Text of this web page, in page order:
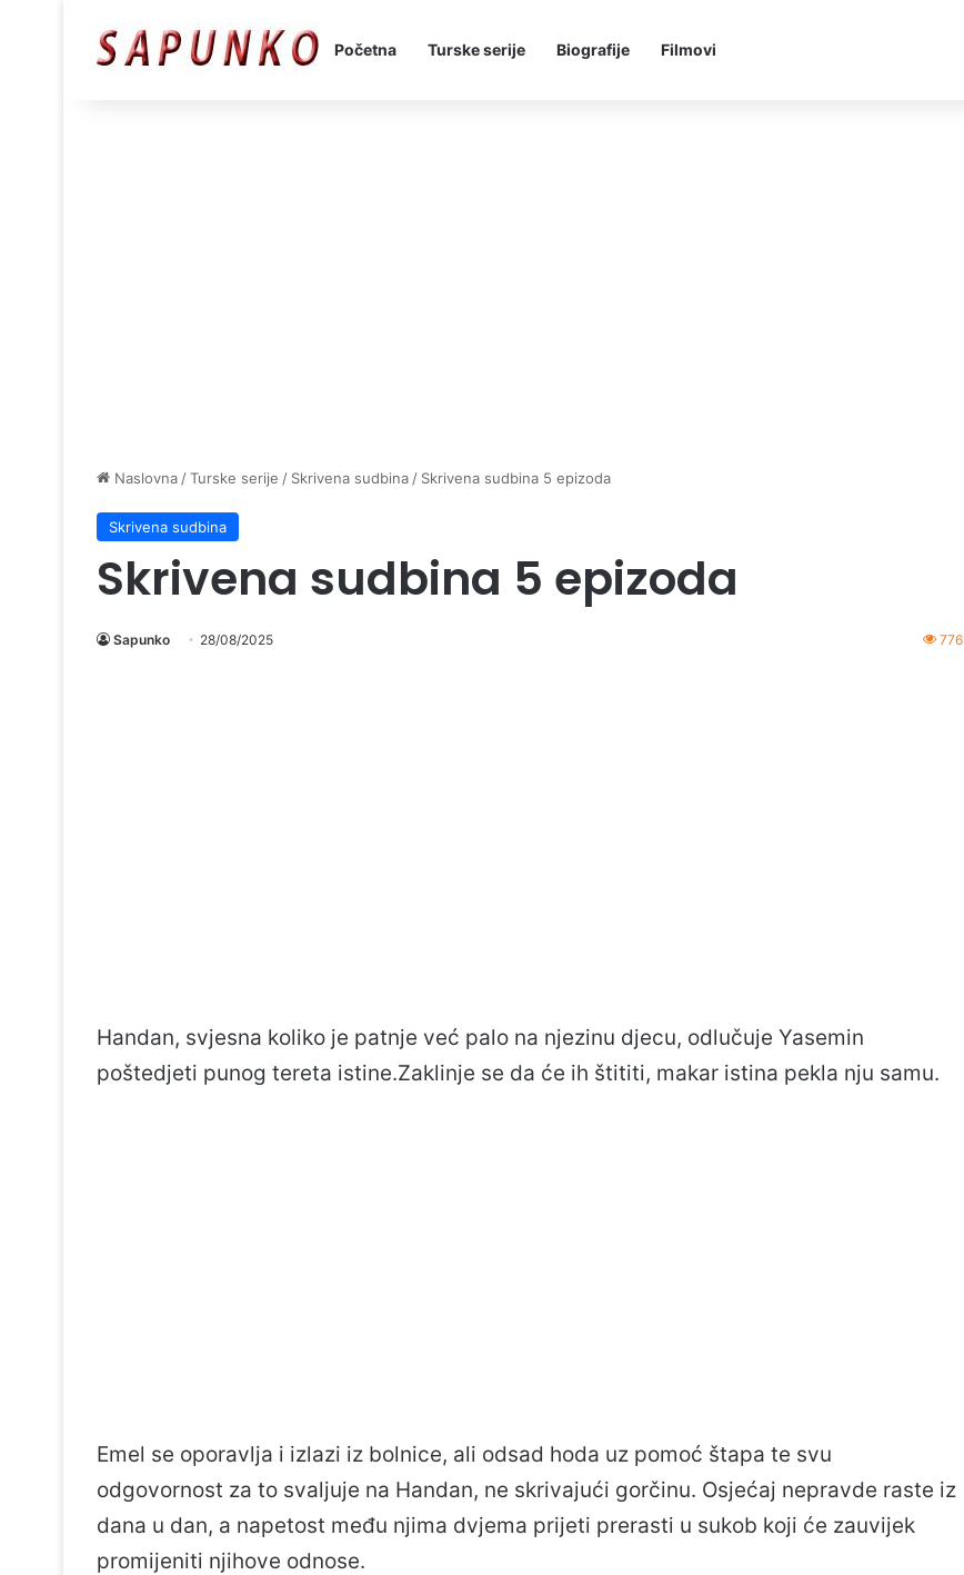
Početna Turske serije Biografije Filmovi
Naslovna /Turske serije / Skrivena sudbina / Skrivena sudbina 5 epizoda
Skrivena sudbina
Skrivena sudbina 5 epizoda
Sapunko 28/08/2025 776
Handan, svjesna koliko je patnje već palo na njezinu djecu, odlučuje Yasemin
poštedjeti punog tereta istine.Zaklinje se da će ih štititi, makar istina pekla nju samu.
Emel se oporavlja i izlazi iz bolnice, ali odsad hoda uz pomoć štapa te svu
odgovornost za to svaljuje na Handan, ne skrivajući gorčinu. Osjećaj nepravde raste iz
dana u dan, a napetost među njima dvjema prijeti prerasti u sukob koji će zauvijek
promijeniti njihove odnose.